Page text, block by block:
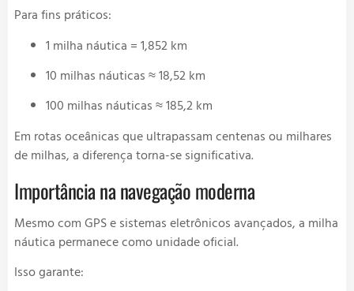
Para fins práticos:
1 milha náutica = 1,852 km
10 milhas náuticas ≈ 18,52 km
100 milhas náuticas ≈ 185,2 km
Em rotas oceânicas que ultrapassam centenas ou milhares
de milhas, a diferença torna-se significativa.
Importância na navegação moderna
Mesmo com GPS e sistemas eletrônicos avançados, a milha
náutica permanece como unidade oficial.
Isso garante: